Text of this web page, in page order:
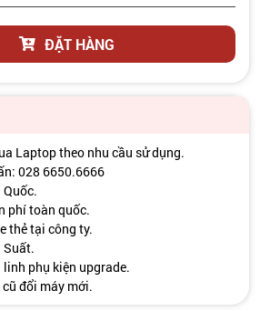
ĐẶT HÀNG
Laptop theo nhu cầu sử dụng.
028 6650.6666
Quốc.
phí toàn quốc.
thẻ tại công ty.
Suất.
linh phụ kiện upgrade.
đổi máy mới.